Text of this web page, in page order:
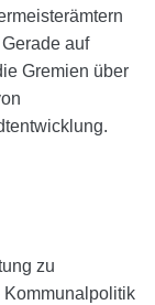
auf
Gremien über
zu